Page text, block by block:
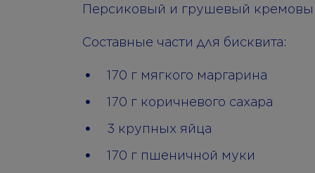
Персиковый и грушевый
Составные части для бисквита:
170 г мягкого маргарина
170 г коричневого сахара
3 крупных яйца
170 г пшеничной муки